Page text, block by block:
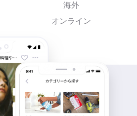
海外
オンライン